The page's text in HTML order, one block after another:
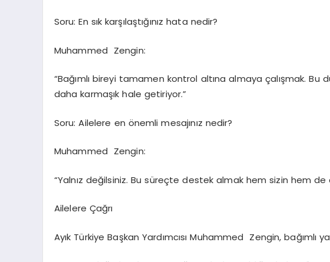
Soru: En sık karşılaştığınız hata nedir?
Muhammed Zengin:
“Bağımlı bireyi tamamen kontrol altına almaya çalışmak.
daha karmaşık hale getiriyor.”
Soru: Ailelere en önemli mesajınız nedir?
Muhammed Zengin:
“Yalnız değilsiniz. Bu süreçte destek almak hem sizin hem de
Ailelere Çağrı
Ayık Türkiye Başkan Yardımcısı Muhammed Zengin, bağımlı